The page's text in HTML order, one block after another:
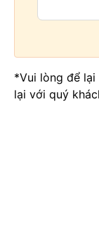
*Vui lòng để
lại với quý